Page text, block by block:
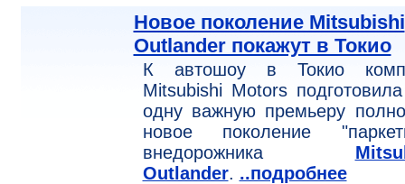
Новое поколение Mitsubishi
Outlander покажут в Токио
К автошоу в Токио
Mitsubishi Motors
одну важную премьеру
новое поколение
внедорожника
Outlander. ..подробнее